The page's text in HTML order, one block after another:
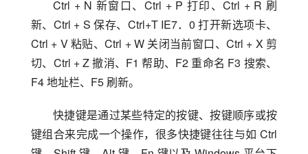
Ctrl + N 新窗口、Ctrl + P 打印、Ctrl + R 刷
新、Ctrl + S 保存、Ctrl+T IE7．0 打开新选项卡、
Ctrl + V 粘贴、Ctrl + W 关闭当前窗口、Ctrl + X 剪
切、Ctrl + Z 撤消、F1 帮助、F2 重命名 F3 搜索、
F4 地址栏、F5 刷新。
快捷键是通过某些特定的按键、按键顺序或按
键组合来完成一个操作，很多快捷键往往与如 Ctrl